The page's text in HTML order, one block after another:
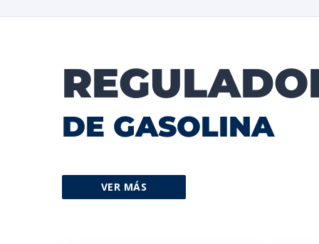
DE GASOLINA
VER MÁS